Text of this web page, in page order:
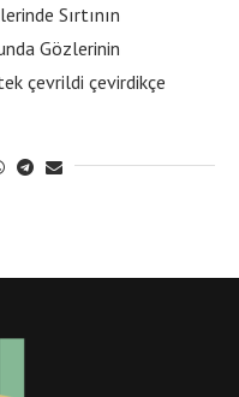
Sırtının
Gözlerinin
çevrildi çevirdikçe